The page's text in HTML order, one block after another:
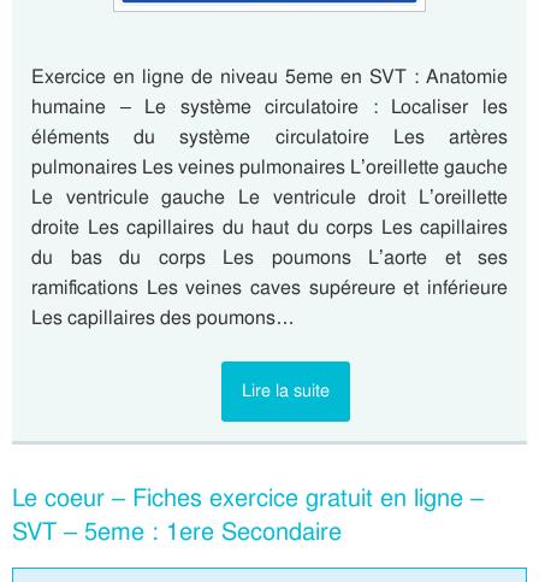
Exercice en ligne de niveau 5eme en SVT : Anatomie
humaine – Le système circulatoire : Localiser les
éléments du système circulatoire Les artères
pulmonaires Les veines pulmonaires L’oreillette gauche
Le ventricule gauche Le ventricule droit L’oreillette
droite Les capillaires du haut du corps Les capillaires
du bas du corps Les poumons L’aorte et ses
ramifications Les veines caves supéreure et inférieure
Les capillaires des poumons…
Lire la suite
Le coeur – Fiches exercice gratuit en ligne –
SVT – 5eme : 1ere Secondaire